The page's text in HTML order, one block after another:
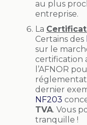
au plus
entreprise.
La
Certains des
sur le
certification
l’AFNOR
dernier
NF203
TVA. Vous
tranquille !